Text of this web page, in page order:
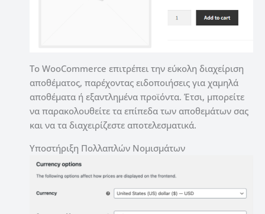
Το WooCommerce επιτρέπει την εύκολη διαχείριση
αποθέματος, παρέχοντας ειδοποιήσεις για χαμηλά
αποθέματα ή εξαντλημένα προϊόντα. Έτσι, μπορείτε
να παρακολουθείτε τα επίπεδα των αποθεμάτων σας
και να τα διαχειρίζεστε αποτελεσματικά.
Υποστήριξη Πολλαπλών Νομισμάτων